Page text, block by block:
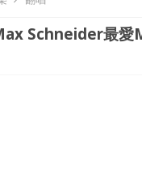
Schneider最